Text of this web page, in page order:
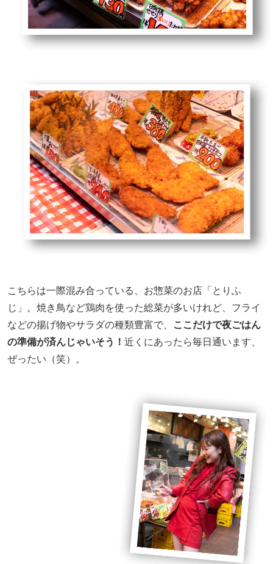
こちらは一際混み合っている、お惣菜のお店「とりふ
じ」。焼き鳥など鶏肉を使った総菜が多いけれど、フライ
などの揚げ物やサラダの種類豊富で、 ここだけで夜ごはん
の準備が済んじゃいそう！ 近くにあったら毎日通います、
ぜったい（笑）。